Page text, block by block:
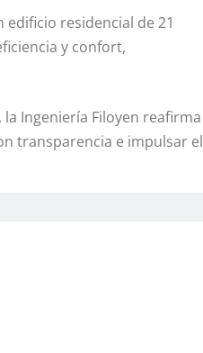
residencial de 21
y confort,
Ingeniería Filoyen reafirma
transparencia e impulsar el